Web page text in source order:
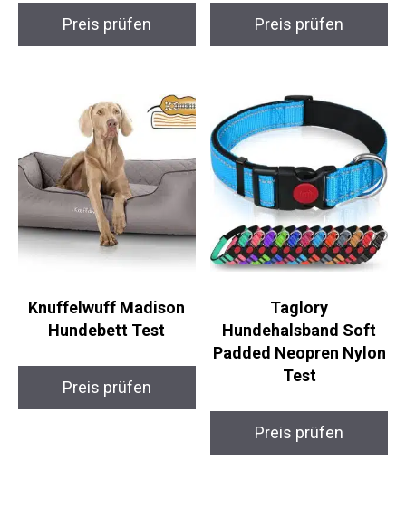
Preis prüfen Preis prüfen
Knuffelwuff Madison
Hundebett Test
Preis prüfen
Taglory
Hundehalsband Soft
Padded Neopren Nylon
Test
Preis prüfen